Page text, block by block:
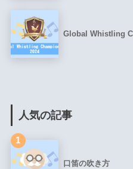
Global Whistling
人気の記事
1
口笛の吹き方